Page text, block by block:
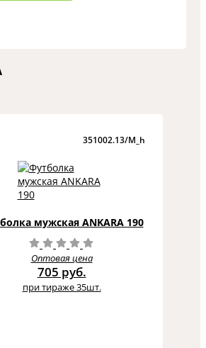
351002.13/M_h
мужская ANKARA 190
Оптовая цена
705 руб.
при тираже 35шт.